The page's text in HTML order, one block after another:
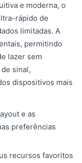
e moderna, o
rápido de
limitadas. A
permitindo
lazer sem
sinal,
dispositivos mais
e as
preferências
recursos favoritos